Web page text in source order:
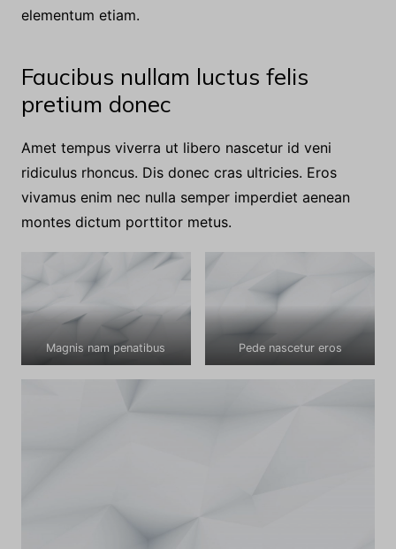
elementum etiam.
Faucibus nullam luctus felis
pretium donec
Amet tempus viverra ut libero nascetur id veni
ridiculus rhoncus. Dis donec cras ultricies. Eros
vivamus enim nec nulla semper imperdiet aenean
montes dictum porttitor metus.
Magnis nam penatibus Pede nascetur eros